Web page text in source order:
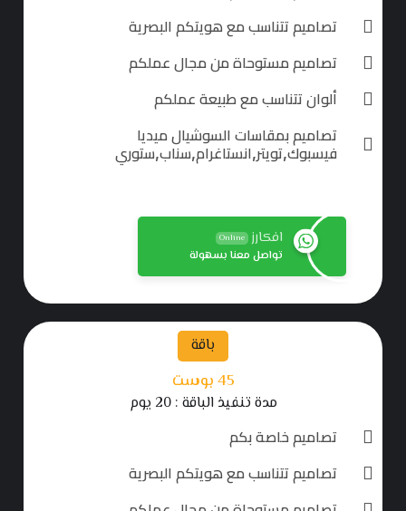
تصاميم تتناسب مع هويتكم البصرية
تصاميم مستوحاة من مجال عملكم
ألوان تتناسب مع طبيعة عملكم
تصاميم بمقاسات السوشيال ميديا
فيسبوك,تويتر,انستاغرام,سناب,ستوري
افكارز Online
تواصل معنا بسهولة
باقة
45 بوست
مدة تنفيذ الباقة : 20 يوم
تصاميم خاصة بكم
تصاميم تتناسب مع هويتكم البصرية